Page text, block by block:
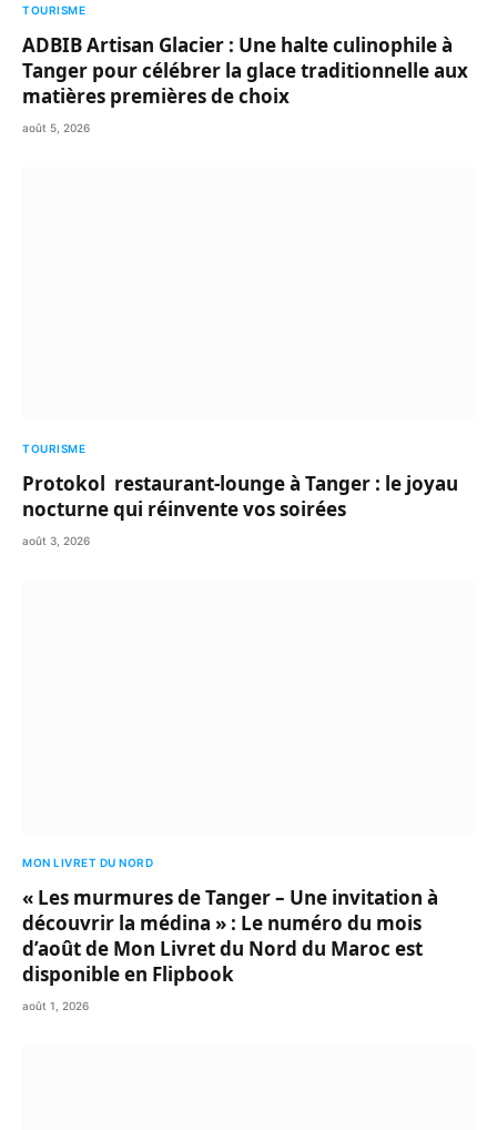
TOURISME
ADBIB Artisan Glacier : Une halte culinophile à
Tanger pour célébrer la glace traditionnelle aux
matières premières de choix
août 5, 2026
TOURISME
Protokol restaurant-lounge à Tanger : le joyau
nocturne qui réinvente vos soirées
août 3, 2026
MON LIVRET DU NORD
« Les murmures de Tanger – Une invitation à
découvrir la médina » : Le numéro du mois
d’août de Mon Livret du Nord du Maroc est
disponible en Flipbook
août 1, 2026